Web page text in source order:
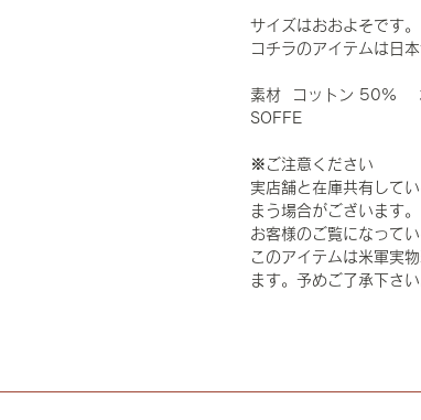
サイズはおおよそです。
コチラのアイテムは日
素材 コットン 50%
SOFFE
※ご注意ください
実店舗と在庫共有して
まう場合がございます。
お客様のご覧になって
このアイテムは米軍実
ます。予めご了承下さい